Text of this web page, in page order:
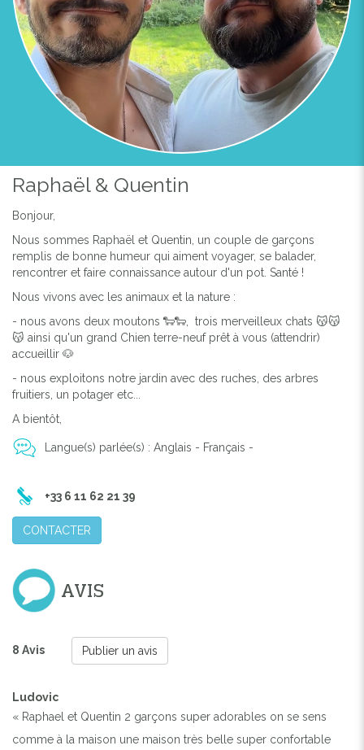
Previous
Raphaël & Quentin
Bonjour,
Nous sommes Raphaël et Quentin, un couple de garçons
remplis de bonne humeur qui aiment voyager, se balader,
rencontrer et faire connaissance autour d'un pot. Santé !
Nous vivons avec les animaux et la nature :
- nous avons deux moutons 🐑🐑, trois merveilleux chats 😽😽
😽 ainsi qu'un grand Chien terre-neuf prêt à vous (attendrir)
accueillir 🐶
- nous exploitons notre jardin avec des ruches, des arbres
fruitiers, un potager etc...
A bientôt,
Langue(s) parlée(s) : Anglais - Français -
+33 6 11 62 21 39
CONTACTER
AVIS
8 Avis Publier un avis
Ludovic
« Raphael et Quentin 2 garçons super adorables on se sens
comme à la maison une maison très belle super confortable